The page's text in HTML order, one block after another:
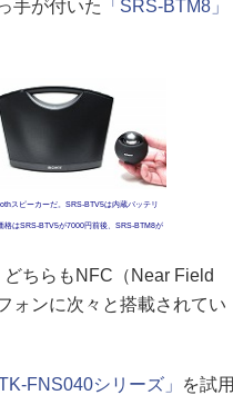
手が付いた
「SRS-BTM8」
スピーカーだ。SRS-BTV5は内蔵バッテリ
格はSRS-BTV5が7000円前後、SRS-BTM8が
ちらもNFC（Near Field
ォンに次々と搭載されてい
TK-FNS040シリーズ」
を試用